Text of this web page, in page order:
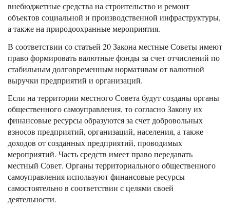
внебюджетные средства на строительство и ремонт
объектов социальной и производственной инфраструктуры,
а также на природоохранные мероприятия.
В соответствии со статьей 20 Закона местные Советы имеют
право формировать валютные фонды за счет отчислений по
стабильным долговременным нормативам от валютной
выручки предприятий и организаций.
Если на территории местного Совета будут созданы органы
общественного самоуправления, то согласно Закону их
финансовые ресурсы образуются за счет добровольных
взносов предприятий, организаций, населения, а также
доходов от созданных предприятий, проводимых
мероприятий. Часть средств имеет право передавать
местный Совет. Органы территориального общественного
самоуправления используют финансовые ресурсы
самостоятельно в соответствии с целями своей
деятельности.